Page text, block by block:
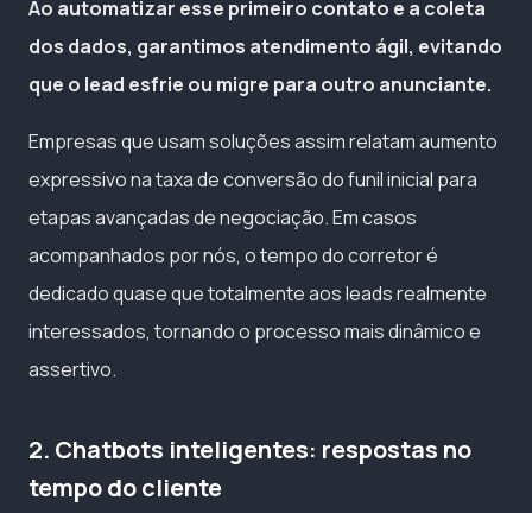
Ao automatizar esse primeiro contato e a coleta
dos dados, garantimos atendimento ágil, evitando
que o lead esfrie ou migre para outro anunciante.
Empresas que usam soluções assim relatam aumento
expressivo na taxa de conversão do funil inicial para
etapas avançadas de negociação. Em casos
acompanhados por nós, o tempo do corretor é
dedicado quase que totalmente aos leads realmente
interessados, tornando o processo mais dinâmico e
assertivo.
2. Chatbots inteligentes: respostas no
tempo do cliente